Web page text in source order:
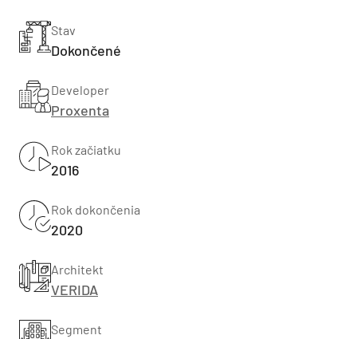
Stav
Dokončené
Developer
Proxenta
Rok začiatku
2016
Rok dokončenia
2020
Architekt
VERIDA
Segment